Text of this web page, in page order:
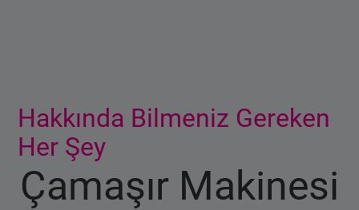
Hakkında Bilmeniz Gereken
Her Şey
Çamaşır Makinesi